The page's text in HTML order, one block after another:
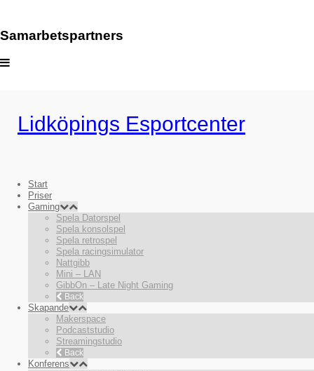
Samarbetspartners
Lidköpings Esportcenter
Start
Priser
Gaming
Spela Datorspel
Spela konsolspel
Spela retrospel
Spela racingsimulator
Nattgibb
Mini – LAN
GibbOn – Late Night Gaming
Back
Skapande
Makerspace
Podcaststudio
Streamingstudio
Back
Konferens